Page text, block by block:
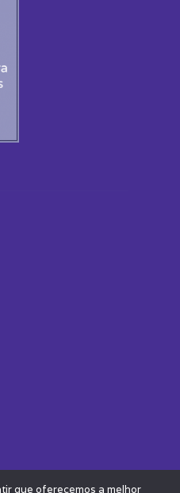
que oferecemos a melhor